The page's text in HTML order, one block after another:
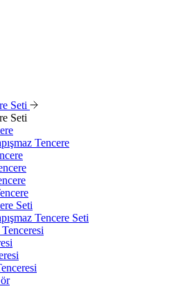
Seti
Seti
Tencere
Seti
Tencere Seti